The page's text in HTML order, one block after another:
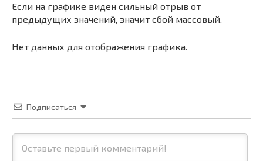
Если на графике виден сильный отрыв от
предыдущих значений, значит сбой массовый.
Нет данных для отображения графика.
Подписаться